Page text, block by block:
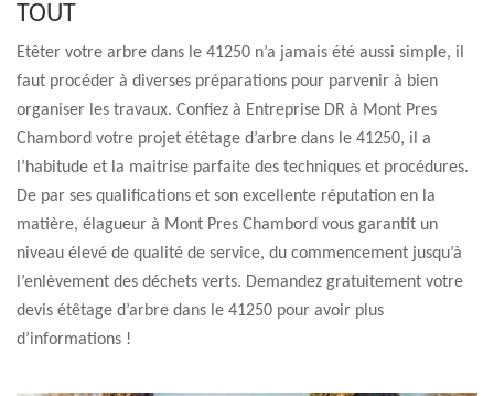
TOUT
Etêter votre arbre dans le 41250 n’a jamais été aussi simple, il
faut procéder à diverses préparations pour parvenir à bien
organiser les travaux. Confiez à Entreprise DR à Mont Pres
Chambord votre projet étêtage d’arbre dans le 41250, il a
l’habitude et la maitrise parfaite des techniques et procédures.
De par ses qualifications et son excellente réputation en la
matière, élagueur à Mont Pres Chambord vous garantit un
niveau élevé de qualité de service, du commencement jusqu’à
l’enlèvement des déchets verts. Demandez gratuitement votre
devis étêtage d’arbre dans le 41250 pour avoir plus
d’informations !